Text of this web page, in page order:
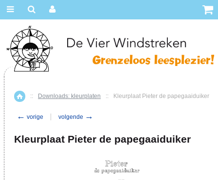
Home
:: Downloads: kleurplaten :: Kleurplaat Pieter de papegaaiduiker
← vorige volgende →
Kleurplaat Pieter de papegaaiduiker